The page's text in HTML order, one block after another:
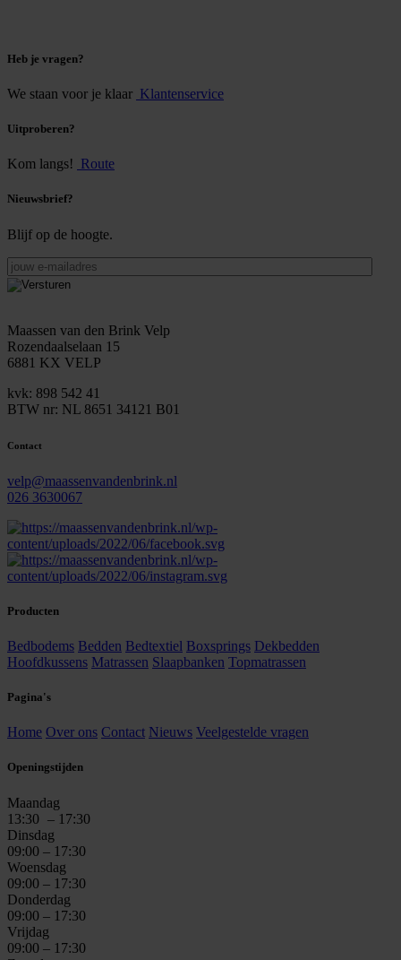
Heb je vragen?
We staan voor je klaar Klantenservice
Uitproberen?
Kom langs! Route
Nieuwsbrief?
Blijf op de hoogte.
jouw
e-
mailadres
Maassen van den Brink Velp
Rozendaalselaan 15
6881 KX VELP
kvk: 898 542 41
BTW nr: NL 8651 34121 B01
Contact
velp@maassenvandenbrink.nl
026 3630067
Producten
Bedbodems Bedden Bedtextiel Boxsprings Dekbedden
Hoofdkussens Matrassen Slaapbanken Topmatrassen
Pagina's
Home Over ons Contact Nieuws Veelgestelde vragen
Openingstijden
Maandag
13:30 – 17:30
Dinsdag
09:00 – 17:30
Woensdag
09:00 – 17:30
Donderdag
09:00 – 17:30
Vrijdag
09:00 – 17:30